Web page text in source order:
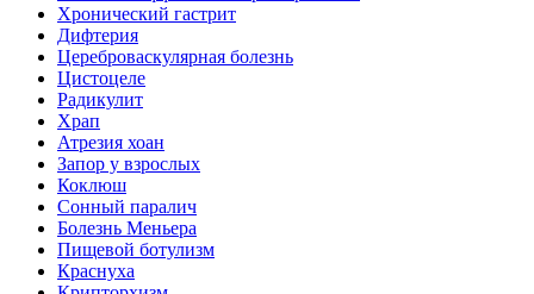
Хронический гастрит
Дифтерия
Цереброваскулярная болезнь
Цистоцеле
Радикулит
Храп
Атрезия хоан
Запор у взрослых
Коклюш
Сонный паралич
Болезнь Меньера
Пищевой ботулизм
Краснуха